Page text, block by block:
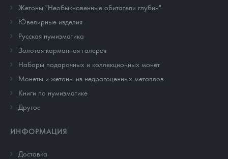
Жетоны "Необыкновенные обитатели глубин"
Ювелирные изделия
Русская нумизматика
Золотая карманная галерея
Наборы подарочных и коллекционных монет
Монеты и жетоны из недрагоценных металлов
Книги по нумизматике
Другое
ИНФОРМАЦИЯ
Доставка